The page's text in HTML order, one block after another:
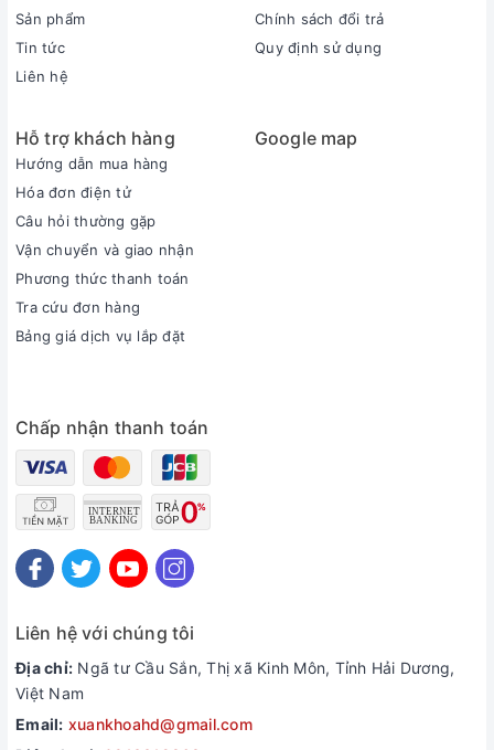
Sản phẩm
Tin tức
Liên hệ
Chính sách đổi trả
Quy định sử dụng
Hỗ trợ khách hàng
Hướng dẫn mua hàng
Hóa đơn điện tử
Câu hỏi thường gặp
Vận chuyển và giao nhận
Phương thức thanh toán
Tra cứu đơn hàng
Bảng giá dịch vụ lắp đặt
Google map
Chấp nhận thanh toán
Liên hệ với chúng tôi
Địa chỉ: Ngã tư Cầu Sắn, Thị xã Kinh Môn, Tỉnh Hải Dương,
Việt Nam
Email: xuankhoahd@gmail.com